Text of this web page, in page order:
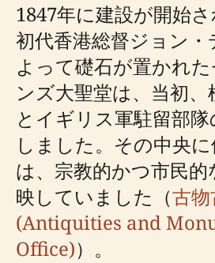
1847年に建設が開始
初代香港総督ジョン
よって礎石が置かれ
ンズ大聖堂は、当初、
とイギリス軍駐留部
しました。その中央
は、宗教的かつ市民的
映していました（古
(Antiquities and
Office)）。